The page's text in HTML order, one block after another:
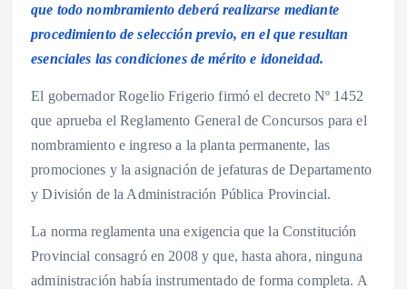
que todo nombramiento deberá realizarse mediante
procedimiento de selección previo, en el que resultan
esenciales las condiciones de mérito e idoneidad.
El gobernador Rogelio Frigerio firmó el decreto Nº 1452
que aprueba el Reglamento General de Concursos para el
nombramiento e ingreso a la planta permanente, las
promociones y la asignación de jefaturas de Departamento
y División de la Administración Pública Provincial.
La norma reglamenta una exigencia que la Constitución
Provincial consagró en 2008 y que, hasta ahora, ninguna
administración había instrumentado de forma completa. A